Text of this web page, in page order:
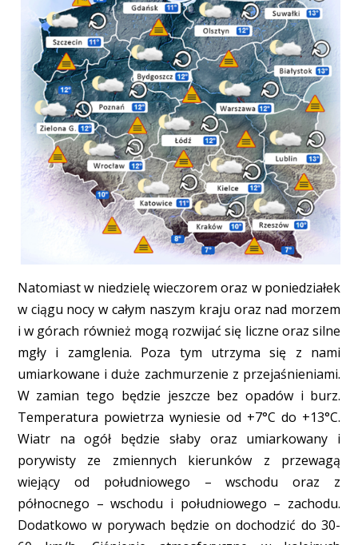
Natomiast w niedzielę wieczorem oraz w poniedziałek
w ciągu nocy w całym naszym kraju oraz nad morzem
i w górach również mogą rozwijać się liczne oraz silne
mgły i zamglenia. Poza tym utrzyma się z nami
umiarkowane i duże zachmurzenie z przejaśnieniami.
W zamian tego będzie jeszcze bez opadów i burz.
Temperatura powietrza wyniesie od +7°C do +13°C.
Wiatr na ogół będzie słaby oraz umiarkowany i
porywisty ze zmiennych kierunków z przewagą
wiejący od południowego – wschodu oraz z
północnego – wschodu i południowego – zachodu.
Dodatkowo w porywach będzie on dochodzić do 30-